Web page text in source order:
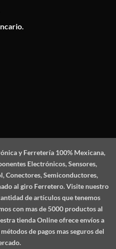
y Ferretería 100% Mexicana,
Electrónicos, Sensores,
Conectores, Semiconductores,
al giro Ferretero. Visite nuestro
de artículos que tenemos
con mas de 5000 productos al
tienda Online ofrece envíos a
de pagos mas seguros del